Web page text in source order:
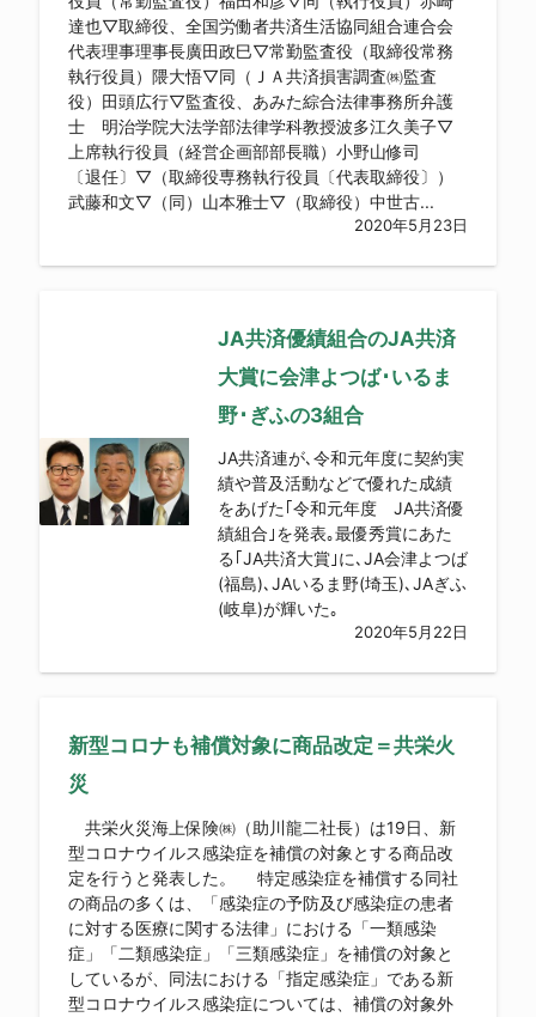
達也▽取締役、全国労働者共済生活協同組合連合会
代表理事理事長廣田政巳▽常勤監査役（取締役常務
執行役員）隈大悟▽同（ＪＡ共済損害調査㈱監査
役）田頭広行▽監査役、あみた綜合法律事務所弁護
士 明治学院大法学部法律学科教授波多江久美子▽
上席執行役員（経営企画部部長職）小野山修司
〔退任〕▽（取締役専務執行役員〔代表取締役〕）
武藤和文▽（同）山本雅士▽（取締役）中世古...
2020年5月23日
JA共済優績組合のJA共済
大賞に会津よつば･いるま
野･ぎふの3組合
JA共済連が､令和元年度に契約実
績や普及活動などで優れた成績
をあげた｢令和元年度 JA共済優
績組合｣を発表｡最優秀賞にあた
る｢JA共済大賞｣に､JA会津よつば
(福島)､JAいるま野(埼玉)､JAぎふ
(岐阜)が輝いた｡
2020年5月22日
新型コロナも補償対象に商品改定＝共栄火
災
共栄火災海上保険㈱（助川龍二社長）は19日、新
型コロナウイルス感染症を補償の対象とする商品改
定を行うと発表した。 特定感染症を補償する同社
の商品の多くは、「感染症の予防及び感染症の患者
に対する医療に関する法律」における「一類感染
症」「二類感染症」「三類感染症」を補償の対象と
しているが、同法における「指定感染症」である新
型コロナウイルス感染症については、補償の対象外